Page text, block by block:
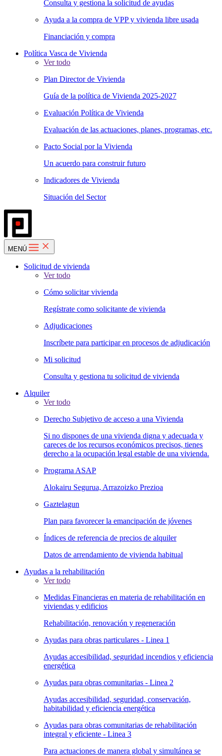
Consulta y gestiona la solicitud de ayudas
Ayuda a la compra de VPP y vivienda libre usada
Financiación y compra
Política Vasca de Vivienda
Ver todo
Plan Director de Vivienda
Guía de la política de Vivienda 2025-2027
Evaluación Política de Vivienda
Evaluación de las actuaciones, planes, programas, etc.
Pacto Social por la Vivienda
Un acuerdo para construir futuro
Indicadores de Vivienda
Situación del Sector
MENÚ
Solicitud de vivienda
Ver todo
Cómo solicitar vivienda
Regístrate como solicitante de vivienda
Adjudicaciones
Inscríbete para participar en procesos de adjudicación
Mi solicitud
Consulta y gestiona tu solicitud de vivienda
Alquiler
Ver todo
Derecho Subjetivo de acceso a una Vivienda
Si no dispones de una vivienda digna y adecuada y
careces de los recursos económicos precisos, tienes
derecho a la ocupación legal estable de una vivienda.
Programa ASAP
Alokairu Segurua, Arrazoizko Prezioa
Gaztelagun
Plan para favorecer la emancipación de jóvenes
Índices de referencia de precios de alquiler
Datos de arrendamiento de vivienda habitual
Ayudas a la rehabilitación
Ver todo
Medidas Financieras en materia de rehabilitación en
viviendas y edificios
Rehabilitación, renovación y regeneración
Ayudas para obras particulares - Linea 1
Ayudas accesibilidad, seguridad incendios y eficiencia
energética
Ayudas para obras comunitarias - Linea 2
Ayudas accesibilidad, seguridad, conservación,
habitabilidad y eficiencia energética
Ayudas para obras comunitarias de rehabilitación
integral y eficiente - Linea 3
Para actuaciones de manera global y simultánea se